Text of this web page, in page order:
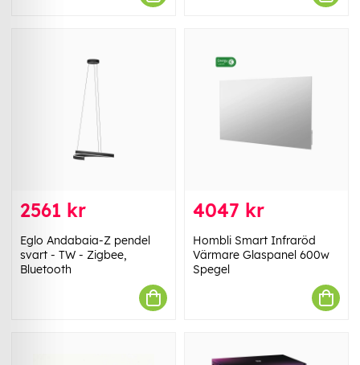
2561 kr
Eglo Andabaia-Z pendel
svart - TW - Zigbee,
Bluetooth
4047 kr
Hombli Smart Infraröd
Värmare Glaspanel 600w
Spegel